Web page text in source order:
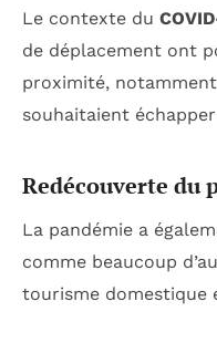
Le contexte du
de déplacement ont
proximité,
souhaitaient
Redécouverte du
La pandémie a
comme beaucoup
tourisme domestique